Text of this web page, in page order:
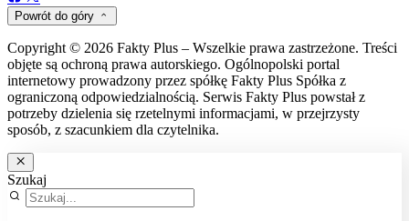
Powrót do góry
Copyright © 2026 Fakty Plus – Wszelkie prawa zastrzeżone. Treści
objęte są ochroną prawa autorskiego. Ogólnopolski portal
internetowy prowadzony przez spółkę Fakty Plus Spółka z
ograniczoną odpowiedzialnością. Serwis Fakty Plus powstał z
potrzeby dzielenia się rzetelnymi informacjami, w przejrzysty
sposób, z szacunkiem dla czytelnika.
Szukaj